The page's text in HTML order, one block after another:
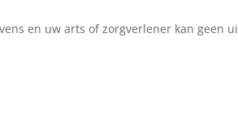
en uw arts of zorgverlener kan geen